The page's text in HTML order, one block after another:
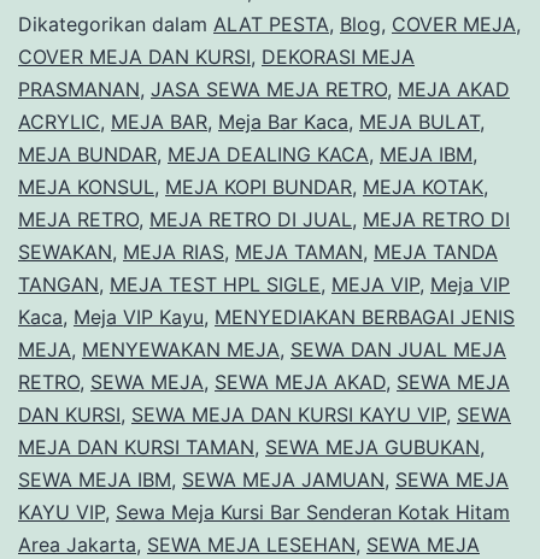
Terlengkap
di
Jakarta
Dikategorikan dalam ALAT PESTA, Blog, COVER MEJA,
COVER MEJA DAN KURSI, DEKORASI MEJA
PRASMANAN, JASA SEWA MEJA RETRO, MEJA AKAD
ACRYLIC, MEJA BAR, Meja Bar Kaca, MEJA BULAT,
MEJA BUNDAR, MEJA DEALING KACA, MEJA IBM,
MEJA KONSUL, MEJA KOPI BUNDAR, MEJA KOTAK,
MEJA RETRO, MEJA RETRO DI JUAL, MEJA RETRO DI
SEWAKAN, MEJA RIAS, MEJA TAMAN, MEJA TANDA
TANGAN, MEJA TEST HPL SIGLE, MEJA VIP, Meja VIP
Kaca, Meja VIP Kayu, MENYEDIAKAN BERBAGAI JENIS
MEJA, MENYEWAKAN MEJA, SEWA DAN JUAL MEJA
RETRO, SEWA MEJA, SEWA MEJA AKAD, SEWA MEJA
DAN KURSI, SEWA MEJA DAN KURSI KAYU VIP, SEWA
MEJA DAN KURSI TAMAN, SEWA MEJA GUBUKAN,
SEWA MEJA IBM, SEWA MEJA JAMUAN, SEWA MEJA
KAYU VIP, Sewa Meja Kursi Bar Senderan Kotak Hitam
Area Jakarta, SEWA MEJA LESEHAN, SEWA MEJA